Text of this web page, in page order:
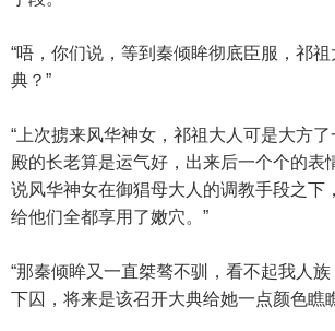
“唔，你们说，等到秦倾眸彻底臣服，祁
典？”
“上次掳来风华神女，祁祖大人可是大方
殿的长老算是运气好，出来后一个个的表
说风华神女在御猖母大人的调教手段之下
给他们全都享用了嫩穴。”
“那秦倾眸又一直桀骜不驯，看不起我人
下囚，将来是该召开大典给她一点颜色瞧